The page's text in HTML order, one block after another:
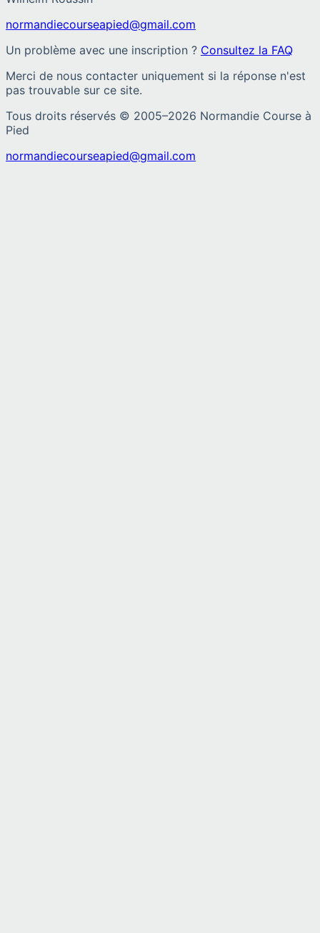
normandiecourseapied@gmail.com
Un problème avec une inscription ? Consultez la FAQ
Merci de nous contacter uniquement si la réponse n'est
pas trouvable sur ce site.
Tous droits réservés © 2005–2026 Normandie Course à
Pied
normandiecourseapied@gmail.com